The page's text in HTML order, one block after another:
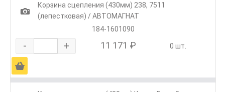
1
Корзина сцепления (430мм) 238, 7511
(лепестковая) / АВТОМАГНАТ
184-1601090
- + 11 171 ₽ 0 шт.
Ä